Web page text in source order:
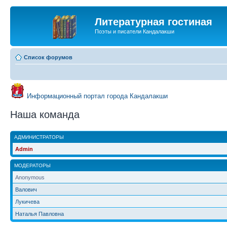
Литературная гостиная
Поэты и писатели Кандалакши
Список форумов
Информационный портал города Кандалакши
Наша команда
АДМИНИСТРАТОРЫ
Admin
МОДЕРАТОРЫ
Anonymous
Валович
Лукичева
Наталья Павловна